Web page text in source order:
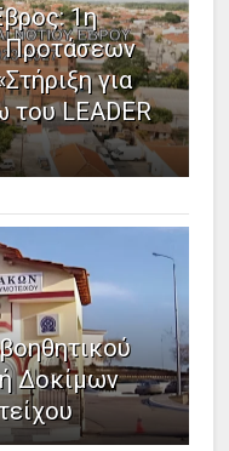
1η
για
του LEADER
Δοκίμων